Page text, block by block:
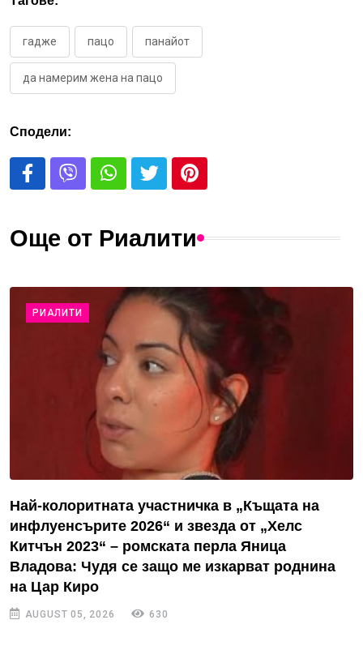
гадже пацо панайот
да намерим жена на пацо
Сподели:
Още от Риалити
РИАЛИТИ
Най-колоритната участничка в „Къщата на
инфлуенсърите 2026“ и звезда от „Хелс
Китчън 2023“ – ромската перла Яница
Владова: Чудя се защо ме изкарват роднина
на Цар Киро
AUGUST 05, 2026 630